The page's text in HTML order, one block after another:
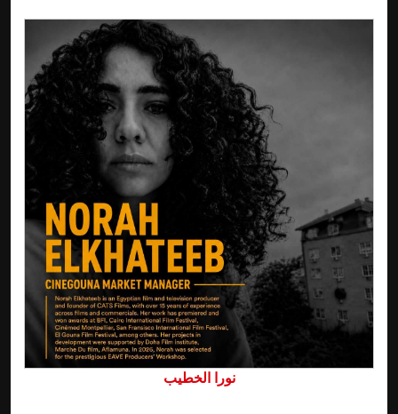
نورا الخطيب